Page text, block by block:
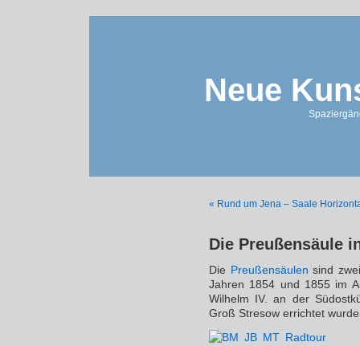
Neue
« Rund um Jena – Saale
Die Preußensäule
Die Preußensäulen sind
Jahren 1854 und 1855 im
Wilhelm IV. an der
Groß Stresow errichtet